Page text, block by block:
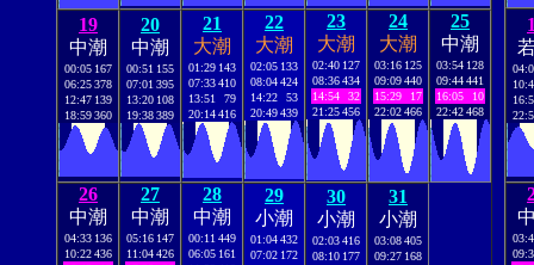
19
中潮
00:05 167
06:25378
12:47 139
18:59360
20
中潮
00:51 155
07:01 395
13:20 108
19:38389
21
大潮
01:29 143
07:33410
13:51
79
20:14416
22
大潮
02:05 133
08:04424
14:22
53
20:49439
23
大潮
02:40 127
08:36434
14:54
32
21:25456
24
大潮
03:16 125
09:09440
15:29
17
22:02466
25
中潮
03:54 128
09:44441
16:05
10
22:42468
26
中潮
04:33 136
10:22436
27
中潮
05:16 147
11:04426
28
中潮
00:11 449
06:05 161
29
小潮
01:04432
07:02 172
30
小潮
02:03416
08:10 177
31
小潮
03:08405
09:27 168